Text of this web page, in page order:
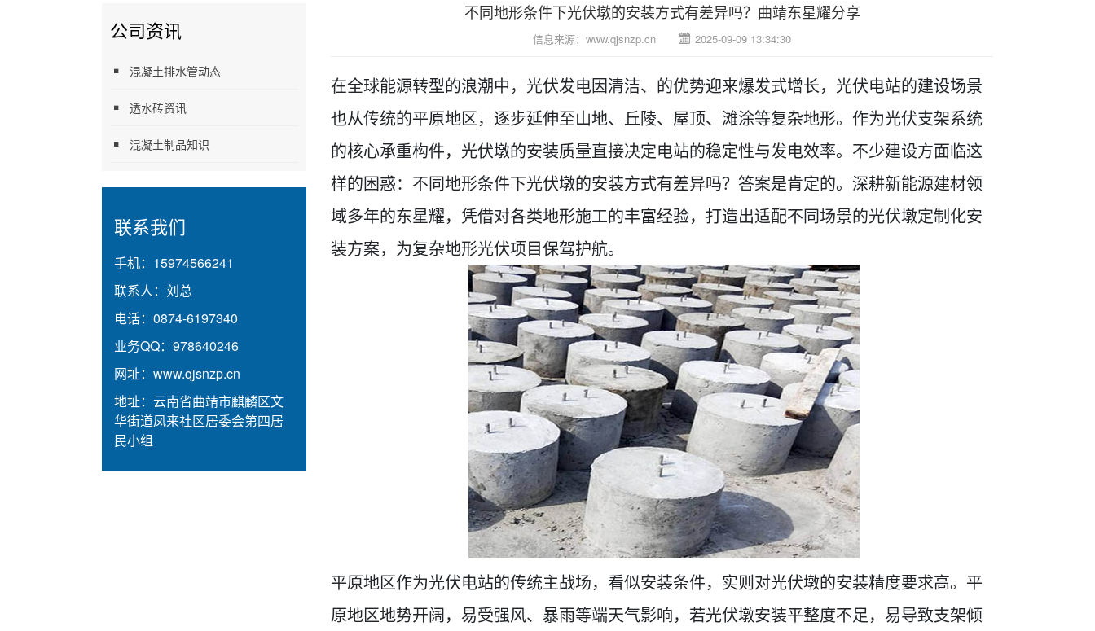
公司资讯
混凝土排水管动态
透水砖资讯
混凝土制品知识
联系我们
手机： 15974566241
联系人： 刘总
电话： 0874-6197340
业务QQ： 978640246
网址： www.qjsnzp.cn
地址： 云南省曲靖市麒麟区文
华街道凤来社区居委会第四居
民小组
不同地形条件下光伏墩的安装方式有差异吗？曲靖东星耀分享
信息来源： www.qjsnzp.cn 2025-09-09 13:34:30
在全球能源转型的浪潮中，光伏发电因清洁、的优势迎来爆发式增长，光伏电站的建设场景
也从传统的平原地区，逐步延伸至山地、丘陵、屋顶、滩涂等复杂地形。作为光伏支架系统
的核心承重构件，光伏墩的安装质量直接决定电站的稳定性与发电效率。不少建设方面临这
样的困惑：不同地形条件下光伏墩的安装方式有差异吗？答案是肯定的。深耕新能源建材领
域多年的东星耀，凭借对各类地形施工的丰富经验，打造出适配不同场景的光伏墩定制化安
装方案，为复杂地形光伏项目保驾护航。
平原地区作为光伏电站的传统主战场，看似安装条件，实则对光伏墩的安装精度要求高。平
原地区地势开阔，易受强风、暴雨等端天气影响，若光伏墩安装平整度不足，易导致支架倾